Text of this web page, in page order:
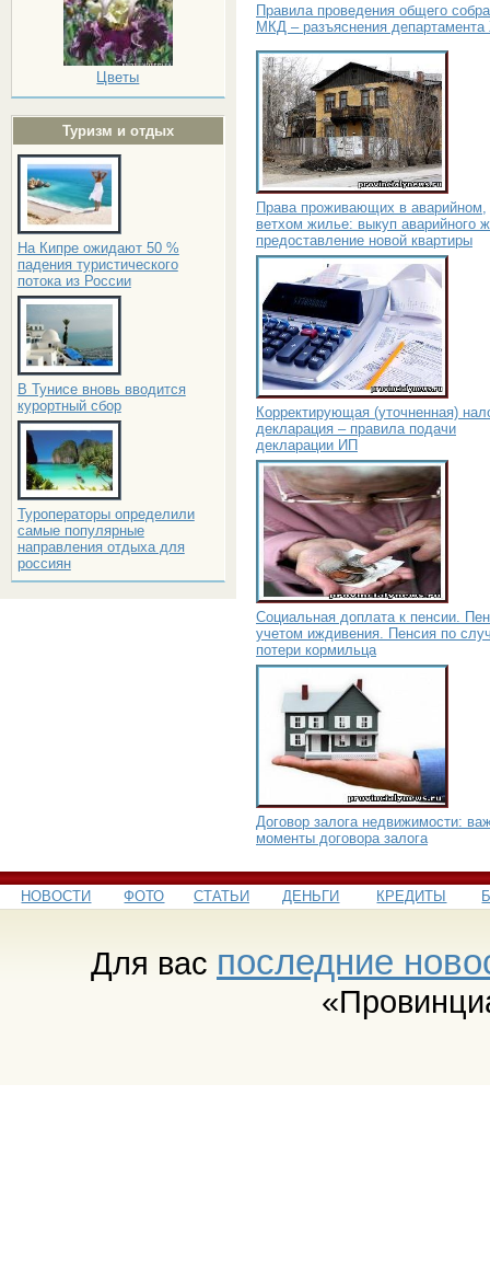
Цветы
Туризм и отдых
На Кипре ожидают 50 %
падения туристического
потока из России
В Тунисе вновь вводится
курортный сбор
Туроператоры определили
самые популярные
направления отдыха для
россиян
Правила проведения общего
МКД – разъяснения
Права проживающих в аварийном,
ветхом жилье: выкуп аварийного
предоставление новой квартиры
Корректирующая (уточненная)
декларация – правила подачи
декларации ИП
Социальная доплата к пенсии.
учетом иждивения. Пенсия по
потери кормильца
Договор залога недвижимости:
моменты договора залога
НОВОСТИ ФОТО СТАТЬИ ДЕНЬГИ КРЕДИТЫ
Для вас последние